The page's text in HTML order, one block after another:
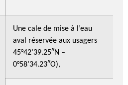
Une cale de mise à l’eau
aval réservée aux usagers
45°42’39.25″N –
0°58’34.23″O),